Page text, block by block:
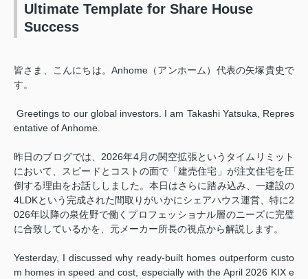
Ultimate Template for Share House
Success
皆さま、こんにちは。Anhome（アンホーム）代表の矢塚貴史で
す。
Greetings to our global investors. I am Takashi Yatsuka, Repres
entative of Anhome.
昨日のブログでは、2026年4月の関空拡張というタイムリミット
において、スピードとコストの面で「建売住宅」が注文住宅を圧
倒する理由をお話ししました。本日はさらに踏み込み、一建設の
4LDKという完成された間取りがいかにシェアハウス運営、特に2
026年以降の泉佐野で働くプロフェッショナル層のニーズに完璧
に合致しているかを、元メーカー所長の視点から解説します。
Yesterday, I discussed why ready-built homes outperform custo
m homes in speed and cost, especially with the April 2026 KIX e